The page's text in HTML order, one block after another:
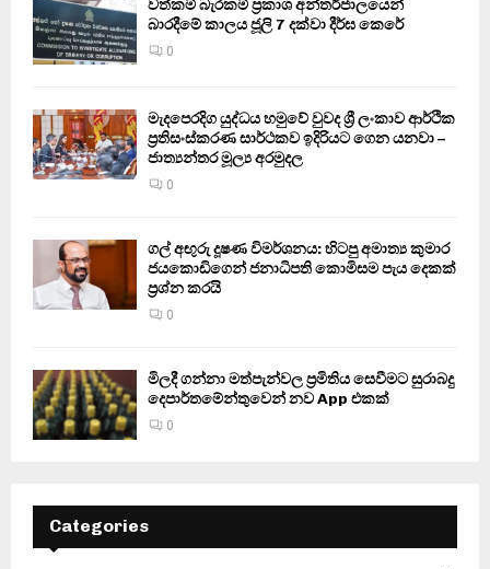
වත්කම් බැරකම් ප්‍රකාශ අන්තර්ජාලයෙන්
බාරදීමේ කාලය ජූලි 7 දක්වා දීර්ඝ කෙරේ
0
මැදපෙරදිග යුද්ධය හමුවේ වුවද ශ්‍රී ලංකාව ආර්ථික
ප්‍රතිසංස්කරණ සාර්ථකව ඉදිරියට ගෙන යනවා –
ජාත්‍යන්තර මූල්‍ය අරමුදල
0
ගල් අඟුරු දූෂණ විමර්ශනය: හිටපු අමාත්‍ය කුමාර
ජයකොඩිගෙන් ජනාධිපති කොමිසම පැය දෙකක්
ප්‍රශ්න කරයි
0
මිලදී ගන්නා මත්පැන්වල ප්‍රමිතිය සෙවීමට සුරාබදු
දෙපාර්තමේන්තුවෙන් නව App එකක්
0
Categories